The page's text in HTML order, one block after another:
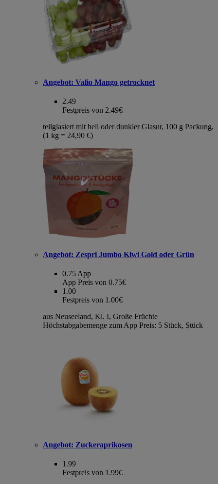
Angebot: Valio Mango getrocknet
2.49
Festpreis von 2.49€
teilglasiert mit hell oder dunkler Glasur, 100 g Packung,
(1 kg = 24,90 €)
Angebot: Zespri Jumbo Kiwi Gold oder Grün
0.75 App
App Preis von 0.75€
1.00
Festpreis von 1.00€
aus Neuseeland, Kl. I, Große Früchte
Höchstabgabemenge zum App Preis: 5 Stück, Stück
Angebot: Zuckeraprikosen
1.99
Festpreis von 1.99€